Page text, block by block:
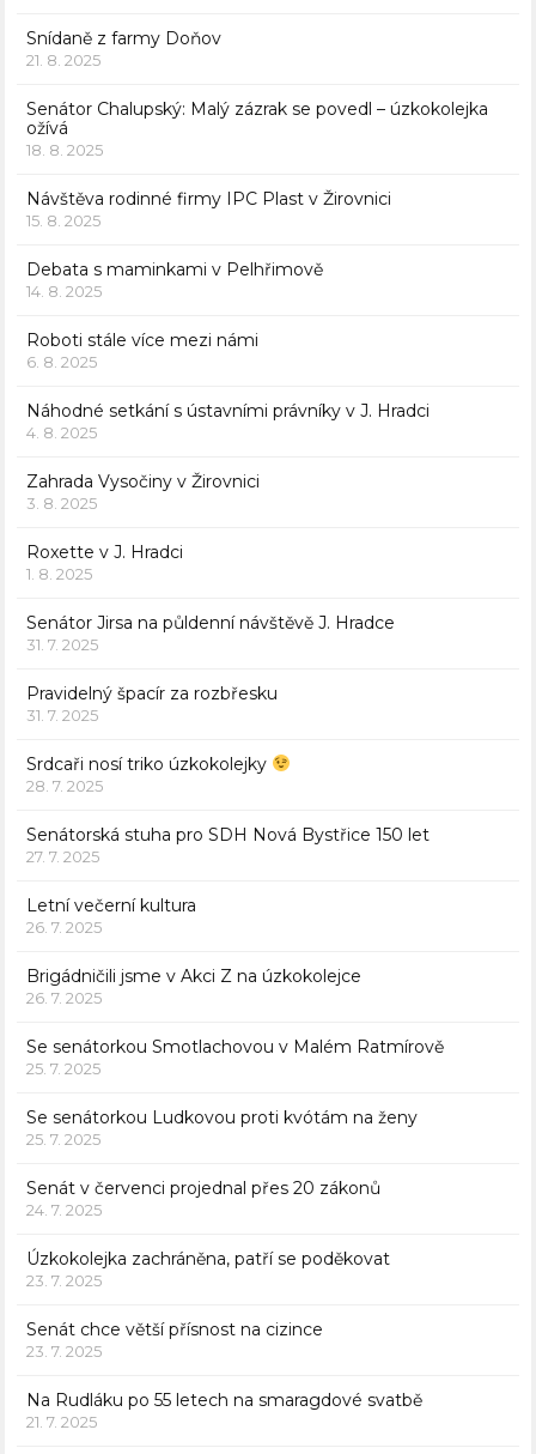
Snídaně z farmy Doňov
21. 8. 2025
Senátor Chalupský: Malý zázrak se povedl – úzkokolejka
ožívá
18. 8. 2025
Návštěva rodinné firmy IPC Plast v Žirovnici
15. 8. 2025
Debata s maminkami v Pelhřimově
14. 8. 2025
Roboti stále více mezi námi
6. 8. 2025
Náhodné setkání s ústavními právníky v J. Hradci
4. 8. 2025
Zahrada Vysočiny v Žirovnici
3. 8. 2025
Roxette v J. Hradci
1. 8. 2025
Senátor Jirsa na půldenní návštěvě J. Hradce
31. 7. 2025
Pravidelný špacír za rozbřesku
31. 7. 2025
Srdcaři nosí triko úzkokolejky
28. 7. 2025
Senátorská stuha pro SDH Nová Bystřice 150 let
27. 7. 2025
Letní večerní kultura
26. 7. 2025
Brigádničili jsme v Akci Z na úzkokolejce
26. 7. 2025
Se senátorkou Smotlachovou v Malém Ratmírově
25. 7. 2025
Se senátorkou Ludkovou proti kvótám na ženy
25. 7. 2025
Senát v červenci projednal přes 20 zákonů
24. 7. 2025
Úzkokolejka zachráněna, patří se poděkovat
23. 7. 2025
Senát chce větší přísnost na cizince
23. 7. 2025
Na Rudláku po 55 letech na smaragdové svatbě
21. 7. 2025